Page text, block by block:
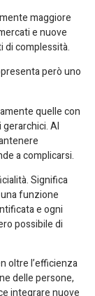
maggiore
e nuove
di complessità.
però uno
quelle con
Al
a complicarsi.
Significa
funzione
e ogni
possibile di
oltre l’efficienza
delle persone,